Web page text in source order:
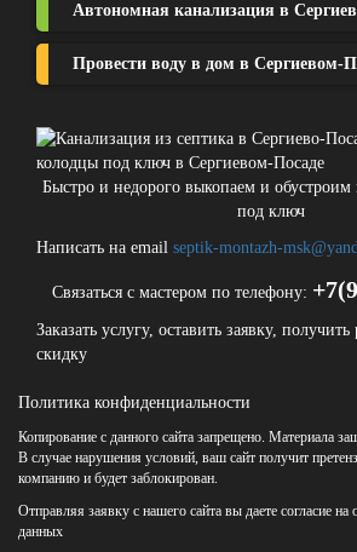
Автономная канализация в
Провести воду в дом в Сергиевом-
Быстро и недорого выкопаем и обустроим
под ключ
Написать на email septik-montazh-
Связаться с мастером по телефону:
Заказать услугу, оставить заявку,
скидку
Политика конфиденциальности
Копирование с данного сайта запрещено. Материала
В случае нарушения условий, ваш сайт получит
компанию и будет заблокирован.
Отправляя заявку с нашего сайта вы даете согласие на
данных